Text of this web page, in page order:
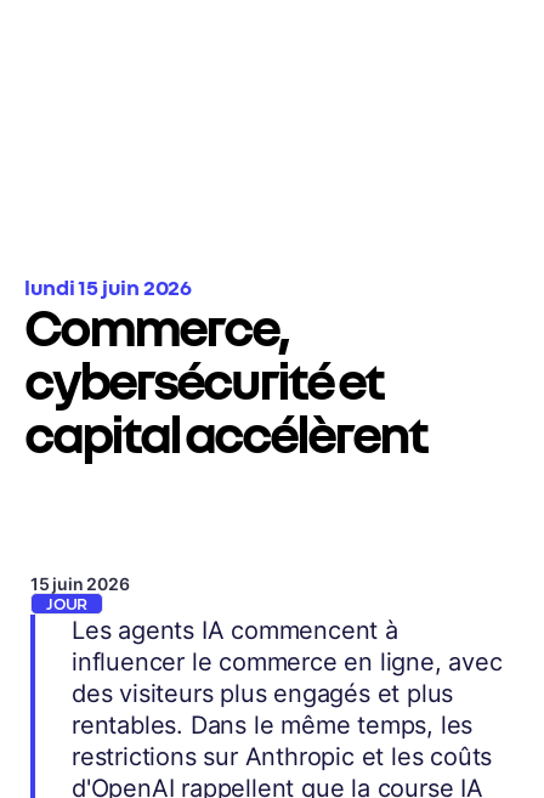
lundi 15 juin 2026
Commerce,
cybersécurité et
capital accélèrent
JOUR
Les agents IA commencent à
influencer le commerce en ligne, avec
des visiteurs plus engagés et plus
rentables. Dans le même temps, les
restrictions sur Anthropic et les coûts
d'OpenAI rappellent que la course IA
15 juin 2026